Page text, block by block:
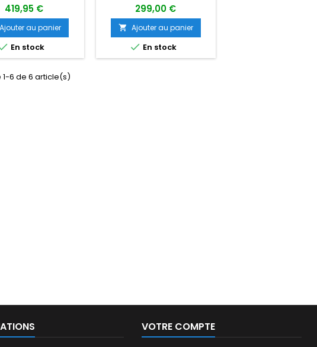
419,95 €
Ajouter au panier
En stock
299,00 €
 Ajouter au panier
 En stock
6 de 6 article(s)
VOTRE COMPTE